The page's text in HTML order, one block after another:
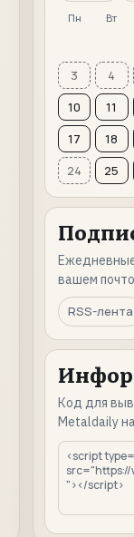
Пн Вт
3
4
10
11
17
18
24
25
вашем
RSS-лента
Код для
Metaldaily